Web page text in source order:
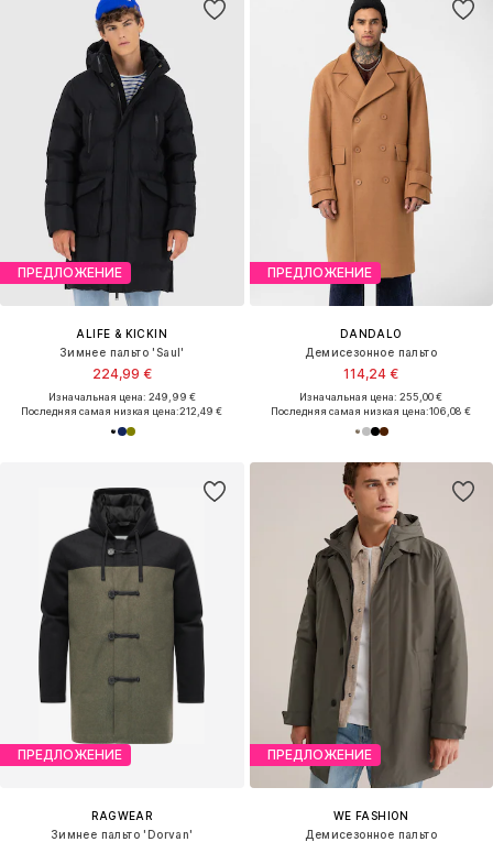
ПРЕДЛОЖЕНИЕ
ALIFE & KICKIN
Зимнее пальто 'Saul'
224,99 €
Изначальная цена: 249,99 €
Последняя самая низкая цена:212,49 €
ПРЕДЛОЖЕНИЕ
DANDALO
Демисезонное пальто
114,24 €
Изначальная цена: 255,00 €
Последняя самая низкая цена:106,08 €
ПРЕДЛОЖЕНИЕ
RAGWEAR
Зимнее пальто 'Dorvan'
ПРЕДЛОЖЕНИЕ
WE FASHION
Демисезонное пальто